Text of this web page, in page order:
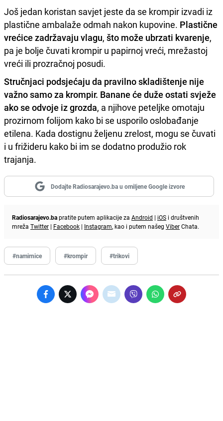
Još jedan koristan savjet jeste da se krompir izvadi iz
plastične ambalaže odmah nakon kupovine. Plastične
vrećice zadržavaju vlagu, što može ubrzati kvarenje,
pa je bolje čuvati krompir u papirnoj vreći, mrežastoj
vreći ili prozračnoj posudi.
Stručnjaci podsjećaju da pravilno skladištenje nije
važno samo za krompir. Banane će duže ostati svježe
ako se odvoje iz grozda, a njihove peteljke omotaju
prozirnom folijom kako bi se usporilo oslobađanje
etilena. Kada dostignu željenu zrelost, mogu se čuvati
i u frižideru kako bi im se dodatno produžio rok
trajanja.
Dodajte Radiosarajevo.ba u omiljene Google izvore
Radiosarajevo.bapratite putem aplikacije za Android | iOS i društvenih
mreža Twitter | Facebook | Instagram, kao i putem našeg ViberChata.
#namirnice #krompir #trikovi